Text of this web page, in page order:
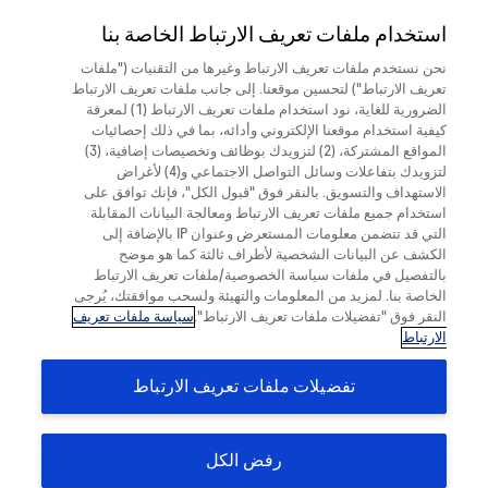
المعلومات الطبية
الإبلاغ عن أثر جانبي محتمل
عندما يصاب المريض بشيء
غير متوقع أو ضار أو سلبي
في أثناء تناول أحد أدوية
Roche، يُسمى هذا أثرًا جانبيًا
(ويُسمى أحيانًا أثرًا عكسيًا).
والأثر العكسي (AE) هو أي حدث طبي غير مرغوب فيه يحدث
لمريض أو مشارك في تجربة سريرية تناول منتجًا دوائيًا، ولكن
ليس بالضرورة أن تكون هناك علاقة سببية بين الواقعة وهذا
عرض أو مرض غير مرغوب فيه وغير مقصود مرتبط مؤقتًا
باستخدام منتج دوائي، سواء تم اعتباره ذي صلة بالمنتج الدوائي أم
بيانات المنتج
الأثر العكسي (AE)، ويُسمى أيضًا الأثر الجانبي، هو استجابة غير
مرغوب فيها وغير مقصودة تحدث للمريض بعد تلقيه منتجًا دوائيًا.
وهذه الاستجابة قد يكون سببها العلاج بهذا المنتج أو سبب آخر.
يشمل هذا جميع الآثار العكسية التي يحدث فيها ضرر أو استجابة
غير مقصودة وغير مرغوب فيها للمريض أو المستخدم أو شخص
آخر نتيجة لاستخدام جهاز طبي. وتساعد المعلومات التي تقدمها
استخدام ملفات تعريف الارتباط الخاصة بنا
نحن نستخدم ملفات تعريف الارتباط وغيرها من التقنيات ("ملفات
تعريف الارتباط") لتحسين موقعنا. إلى جانب ملفات تعريف الارتباط
الضرورية للغاية، نود استخدام ملفات تعريف الارتباط (1) لمعرفة
كيفية استخدام موقعنا الإلكتروني وأدائه، بما في ذلك إحصائيات
المواقع المشتركة، (2) لتزويدك بوظائف وتخصيصات إضافية، (3)
لتزويدك بتفاعلات وسائل التواصل الاجتماعي و(4) لأغراض
الاستهداف والتسويق. بالنقر فوق "قبول الكل"، فإنك توافق على
استخدام جميع ملفات تعريف الارتباط ومعالجة البيانات المقابلة
التي قد تتضمن معلومات المستعرض وعنوان IP بالإضافة إلى
الكشف عن البيانات الشخصية لأطراف ثالثة كما هو موضح
بالتفصيل في ملفات سياسة الخصوصية/ملفات تعريف الارتباط
الخاصة بنا. لمزيد من المعلومات والتهيئة ولسحب موافقتك، يُرجى
النقر فوق "تفضيلات ملفات تعريف الارتباط".سياسة ملفات تعريف
الارتباط
تفضيلات ملفات تعريف الارتباط
رفض الكل